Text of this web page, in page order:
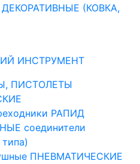
(КОВКА,
ИНСТРУМЕНТ
ПИСТОЛЕТЫ
РАПИД
соединители
ПНЕВМАТИЧЕСКИЕ